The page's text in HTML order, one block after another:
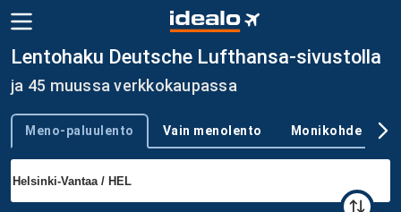
Lentohaku Deutsche Lufthansa-sivustolla
ja 45 muussa verkkokaupassa
Trip type
Meno-paluulento Vain menolento Monikohde